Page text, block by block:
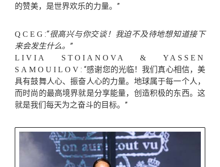
的赞美，是世界欢乐的力量。”
QCEG :“很高兴与你交谈！我迫不及待地想知道接下
来会发生什么。”
LIVIA STOIANOVA & YASSEN
SAMOUILOV : “感谢您的光临！我们真心相信，美
具有鼓舞人心、振奋人心的力量。地球属于每一个人，
而时尚的最高境界就是分享能量，创造积极的东西。这
就是我们每天为之奋斗的目标。”